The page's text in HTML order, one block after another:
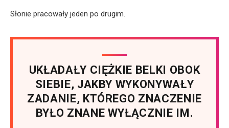
Słonie pracowały jeden po drugim.
UKŁADAŁY CIĘŻKIE BELKI OBOK
SIEBIE, JAKBY WYKONYWAŁY
ZADANIE, KTÓREGO ZNACZENIE
BYŁO ZNANE WYŁĄCZNIE IM.